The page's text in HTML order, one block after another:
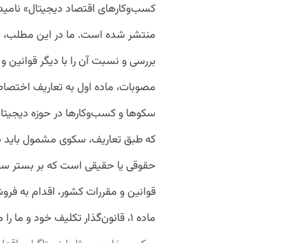
مصوبات، ماده اول به تعاریف
سکوها و کسب‌وکارها در حوزه
که طبق تعاریف، سکوی مشمول
حقوقی یا حقیقی است که بر بستر
قوانین و مقررات کشور، اقدام به
ماده ۱، قانون‌گذار تکلیف